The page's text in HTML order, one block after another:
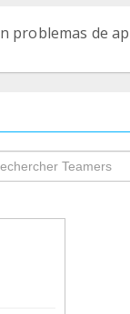
problemas de